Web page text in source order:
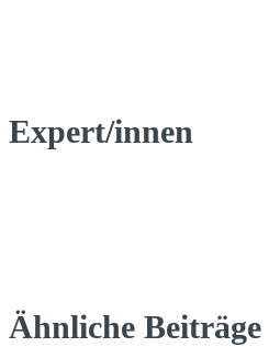
Expert/innen
Ähnliche Beiträge